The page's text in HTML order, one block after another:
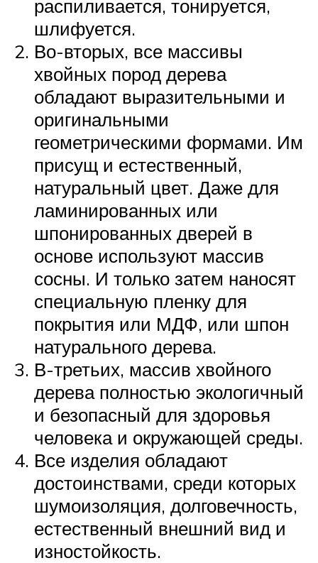
распиливается, тонируется,
шлифуется.
Во-вторых, все массивы
хвойных пород дерева
обладают выразительными и
оригинальными
геометрическими формами. Им
присущ и естественный,
натуральный цвет. Даже для
ламинированных или
шпонированных дверей в
основе используют массив
сосны. И только затем наносят
специальную пленку для
покрытия или МДФ, или шпон
натурального дерева.
В-третьих, массив хвойного
дерева полностью экологичный
и безопасный для здоровья
человека и окружающей среды.
Все изделия обладают
достоинствами, среди которых
шумоизоляция, долговечность,
естественный внешний вид и
изностойкость.